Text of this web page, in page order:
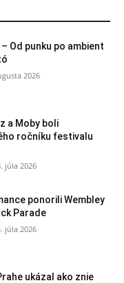
Od punku po ambient
2026
a Moby boli
ročníku festivalu
júla 2026
ponorili Wembley
Parade
júla 2026
ukázal ako znie